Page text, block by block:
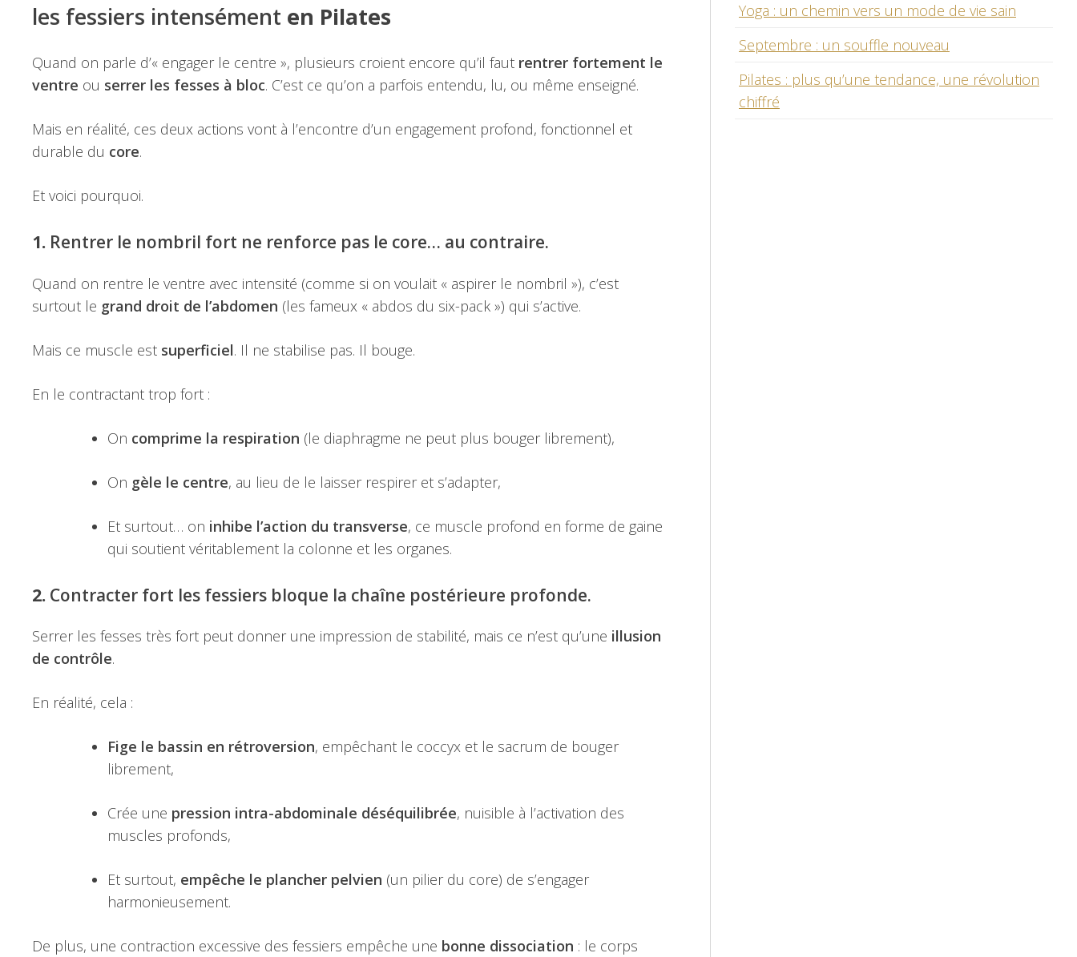
les fessiers intensément en Pilates
Quand on parle d’« engager le centre », plusieurs croient encore qu’il faut rentrer fortement le
ventre ou serrer les fesses à bloc. C’est ce qu’on a parfois entendu, lu, ou même enseigné.
Mais en réalité, ces deux actions vont à l’encontre d’un engagement profond, fonctionnel et
durable du core.
Et voici pourquoi.
1. Rentrer le nombril fort ne renforce pas le core… au contraire.
Quand on rentre le ventre avec intensité (comme si on voulait « aspirer le nombril »), c’est
surtout le grand droit de l’abdomen (les fameux « abdos du six-pack ») qui s’active.
Mais ce muscle est superficiel. Il ne stabilise pas. Il bouge.
En le contractant trop fort :
On comprime la respiration (le diaphragme ne peut plus bouger librement),
On gèle le centre, au lieu de le laisser respirer et s’adapter,
Et surtout… on inhibe l’action du transverse, ce muscle profond en forme de gaine
qui soutient véritablement la colonne et les organes.
2. Contracter fort les fessiers bloque la chaîne postérieure profonde.
Serrer les fesses très fort peut donner une impression de stabilité, mais ce n’est qu’une illusion
de contrôle.
En réalité, cela :
Fige le bassin en rétroversion, empêchant le coccyx et le sacrum de bouger
librement,
Crée une pression intra-abdominale déséquilibrée, nuisible à l’activation des
muscles profonds,
Et surtout, empêche le plancher pelvien (un pilier du core) de s’engager
harmonieusement.
De plus, une contraction excessive des fessiers empêche une bonne dissociation : le corps
Yoga : un chemin vers un mode de vie sain
Septembre : un souffle nouveau
Pilates : plus qu’une tendance, une révolution
chiffré